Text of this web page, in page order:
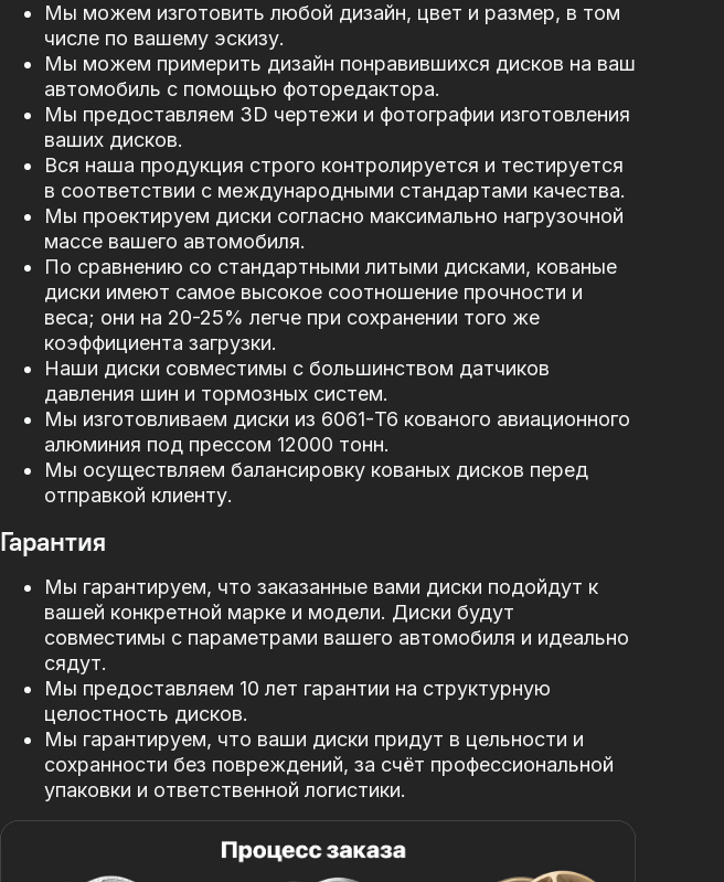
Мы можем изготовить любой дизайн, цвет и размер, в том
числе по вашему эскизу.
Мы можем примерить дизайн понравившихся дисков на ваш
автомобиль с помощью фоторедактора.
Мы предоставляем 3D чертежи и фотографии изготовления
ваших дисков.
Вся наша продукция строго контролируется и тестируется
в соответствии с международными стандартами качества.
Мы проектируем диски согласно максимально нагрузочной
массе вашего автомобиля.
По сравнению со стандартными литыми дисками, кованые
диски имеют самое высокое соотношение прочности и
веса; они на 20-25% легче при сохранении того же
коэффициента загрузки.
Наши диски совместимы с большинством датчиков
давления шин и тормозных систем.
Мы изготовливаем диски из 6061-T6 кованого авиационного
алюминия под прессом 12000 тонн.
Мы осуществляем балансировку кованых дисков перед
отправкой клиенту.
Гарантия
Мы гарантируем, что заказанные вами диски подойдут к
вашей конкретной марке и модели. Диски будут
совместимы с параметрами вашего автомобиля и идеально
сядут.
Мы предоставляем 10 лет гарантии на структурную
целостность дисков.
Мы гарантируем, что ваши диски придут в цельности и
сохранности без повреждений, за счёт профессиональной
упаковки и ответственной логистики.